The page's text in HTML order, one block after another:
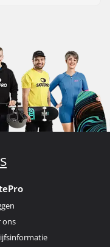
ons